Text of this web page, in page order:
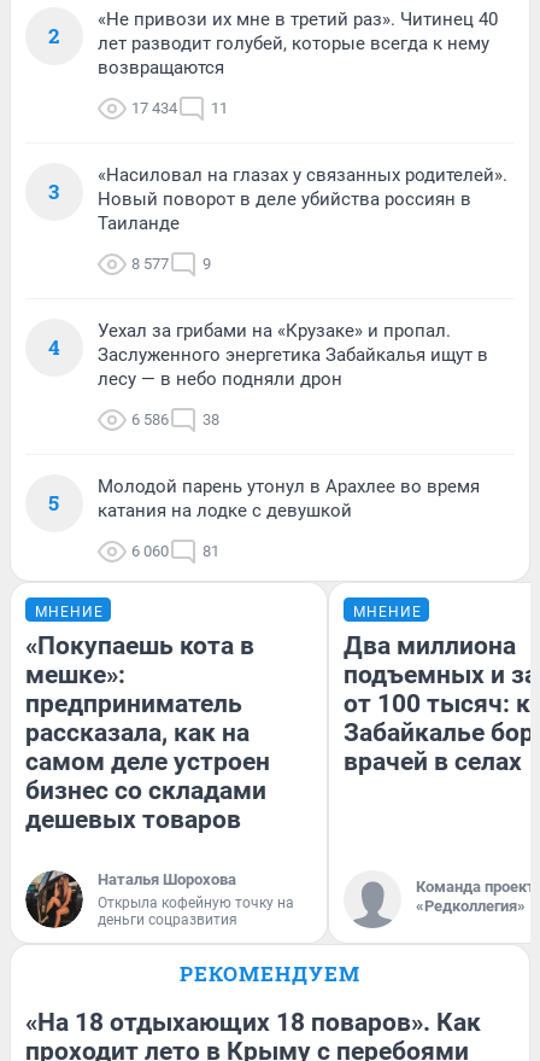
2
«Не привози их мне в третий раз». Читинец 40
лет разводит голубей, которые всегда к нему
возвращаются
17 434 11
3
«Насиловал на глазах у связанных родителей».
Новый поворот в деле убийства россиян в
Таиланде
8 577 9
4
Уехал за грибами на «Крузаке» и пропал.
Заслуженного энергетика Забайкалья ищут в
лесу — в небо подняли дрон
6 586 38
5
Молодой парень утонул в Арахлее во время
катания на лодке с девушкой
6 060 81
МНЕНИЕ
«Покупаешь кота в
мешке»:
предприниматель
рассказала, как на
самом деле устроен
бизнес со складами
дешевых товаров
Наталья Шорохова
Открыла кофейную точку на
деньги соцразвития
МНЕНИЕ
Два миллиона
подъемных и
от 100 тысяч:
Забайкалье
врачей в селах
Команда
«Редколлегия»
РЕКОМЕНДУЕМ
«На 18 отдыхающих 18 поваров». Как
проходит лето в Крыму с перебоями